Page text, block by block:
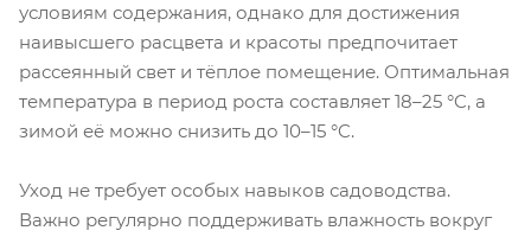
условиям содержания, однако для достижения
наивысшего расцвета и красоты предпочитает
рассеянный свет и тёплое помещение. Оптимальная
температура в период роста составляет 18–25 °C, а
зимой её можно снизить до 10–15 °C.
Уход не требует особых навыков садоводства.
Важно регулярно поддерживать влажность вокруг